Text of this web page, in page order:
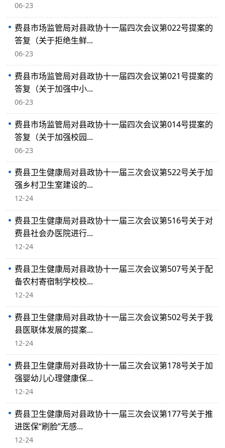
06-23
费县市场监管局对县政协十一届四次会议第022号提案的
答复（关于拒绝生鲜...
06-23
费县市场监管局对县政协十一届四次会议第021号提案的
答复（关于加强中小...
06-23
费县市场监管局对县政协十一届四次会议第014号提案的
答复（关于加强校园...
06-23
费县卫生健康局对县政协十一届三次会议第522号关于加
强乡村卫生室建设的...
12-24
费县卫生健康局对县政协十一届三次会议第516号关于对
费县社会办医院进行...
12-24
费县卫生健康局对县政协十一届三次会议第507号关于配
备农村寄宿制学校校...
12-24
费县卫生健康局对县政协十一届三次会议第502号关于我
县医联体发展的提案...
12-24
费县卫生健康局对县政协十一届三次会议第178号关于加
强婴幼儿心理健康保...
12-24
费县卫生健康局对县政协十一届三次会议第177号关于推
进医保“刷脸”无感...
12-24